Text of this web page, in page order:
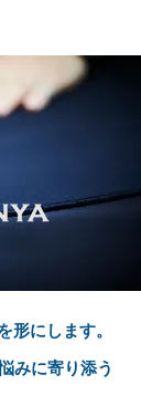
形にします。
みに寄り添う